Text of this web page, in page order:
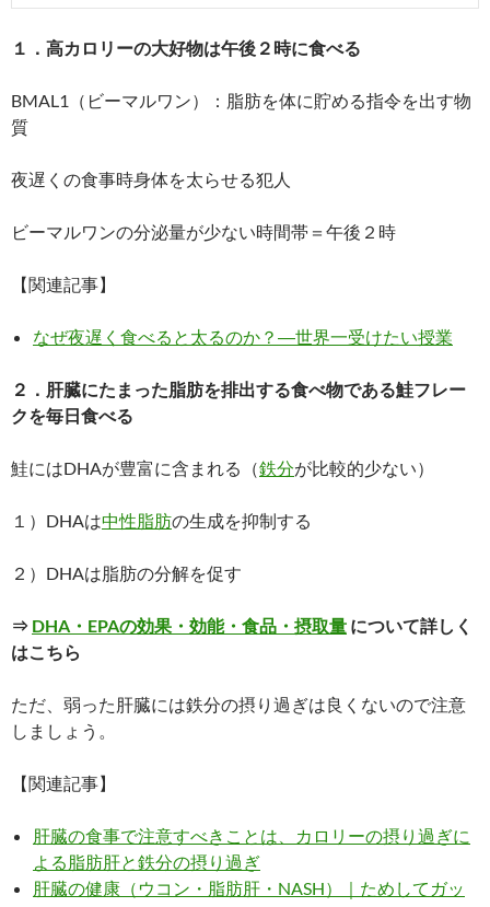
１．高カロリーの大好物は午後２時に食べる
BMAL1（ビーマルワン）：脂肪を体に貯める指令を出す物
質
夜遅くの食事時身体を太らせる犯人
ビーマルワンの分泌量が少ない時間帯＝午後２時
【関連記事】
なぜ夜遅く食べると太るのか？―世界一受けたい授業
２．肝臓にたまった脂肪を排出する食べ物である鮭フレー
クを毎日食べる
鮭にはDHAが豊富に含まれる（鉄分が比較的少ない）
１）DHAは中性脂肪の生成を抑制する
２）DHAは脂肪の分解を促す
⇒ DHA・EPAの効果・効能・食品・摂取量 について詳しく
はこちら
ただ、弱った肝臓には鉄分の摂り過ぎは良くないので注意
しましょう。
【関連記事】
肝臓の食事で注意すべきことは、カロリーの摂り過ぎに
よる脂肪肝と鉄分の摂り過ぎ
肝臓の健康（ウコン・脂肪肝・NASH）｜ためしてガッ